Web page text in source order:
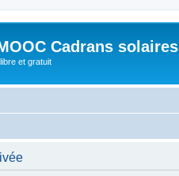
Cadrans solaires
et gratuit